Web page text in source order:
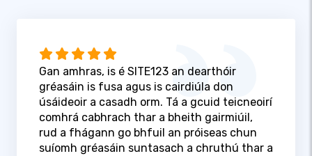
Gan amhras, is é SITE123 an dearthóir
gréasáin is fusa agus is cairdiúla don
úsáideoir a casadh orm. Tá a gcuid teicneoirí
comhrá cabhrach thar a bheith gairmiúil,
rud a fhágann go bhfuil an próiseas chun
suíomh gréasáin suntasach a chruthú thar a